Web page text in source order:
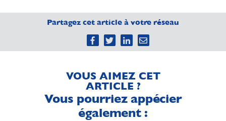
Partagez cet article à votre réseau
VOUS AIMEZ CET
ARTICLE ?
Vous pourriez appécier
également :